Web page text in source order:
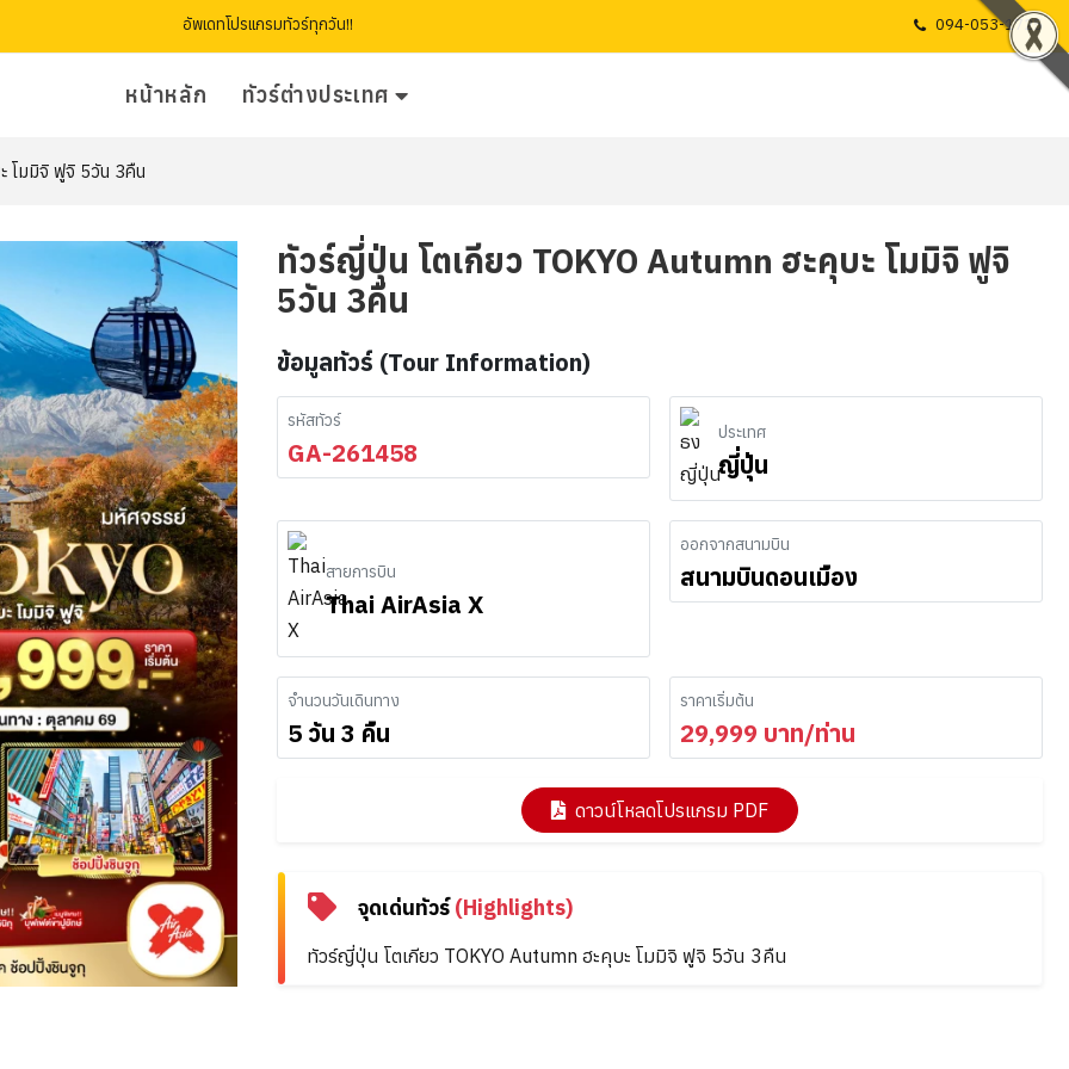
อัพเดทโปรแกรมทัวร์ทุกวัน!! 094-053-1725
หน้าหลัก ทัวร์ต่างประเทศ
โมมิจิ ฟูจิ 5วัน 3คืน
ทัวร์ญี่ปุ่น โตเกียว TOKYO Autumn ฮะคุบะ โมมิจิ ฟูจิ
5วัน 3คืน
ข้อมูลทัวร์ (Tour Information)
รหัสทัวร์
GA-261458
ประเทศ
ญี่ปุ่น
สายการบิน
Thai AirAsia X
ออกจากสนามบิน
สนามบินดอนเมือง
จำนวนวันเดินทาง
5 วัน 3 คืน
ราคาเริ่มต้น
29,999 บาท/ท่าน
ดาวน์โหลดโปรแกรม PDF
จุดเด่นทัวร์(Highlights)
ทัวร์ญี่ปุ่น โตเกียว TOKYO Autumn ฮะคุบะ โมมิจิ ฟูจิ 5วัน 3คืน